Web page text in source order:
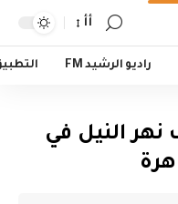
أأ
راديو الرشيد FM
النيل في